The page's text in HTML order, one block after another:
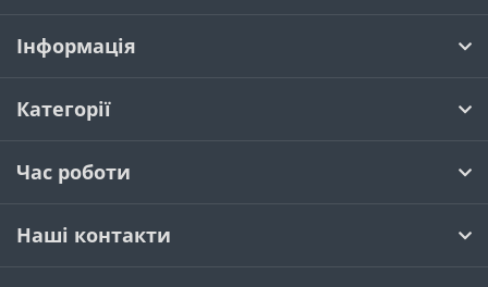
Інформація
Категорії
Час роботи
Наші контакти